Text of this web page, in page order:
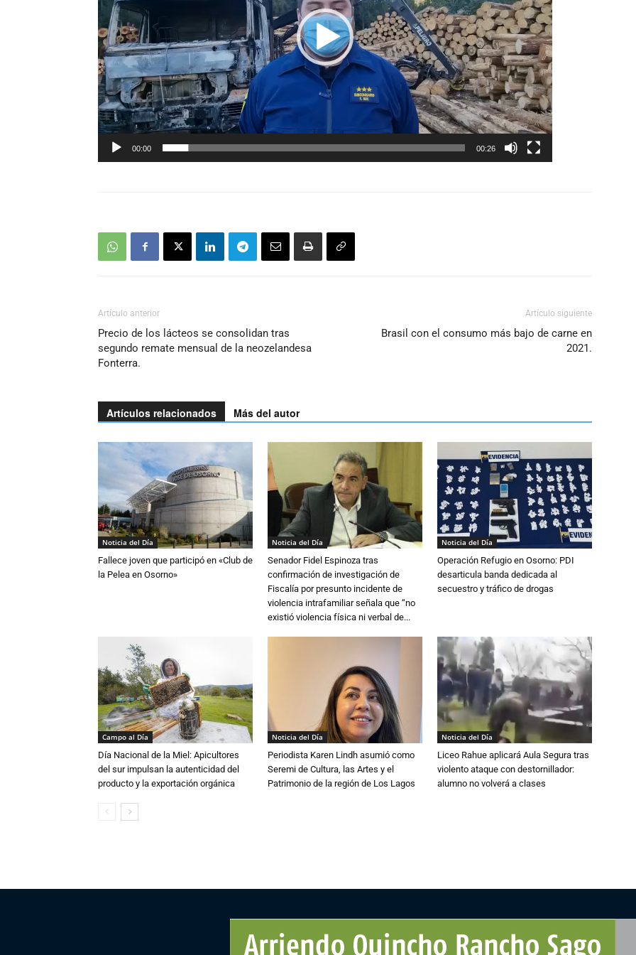
00:00 00:26
Artículo anterior
Precio de los lácteos se consolidan tras
segundo remate mensual de la neozelandesa
Fonterra.
Artículo siguiente
Brasil con el consumo más bajo de carne en
2021.
Artículos relacionados Más del autor
Noticia del Día
Fallece joven que participó en «Club de
la Pelea en Osorno»
Noticia del Día
Senador Fidel Espinoza tras
confirmación de investigación de
Fiscalía por presunto incidente de
violencia intrafamiliar señala que “no
existió violencia física ni verbal de...
Noticia del Día
Operación Refugio en Osorno: PDI
desarticula banda dedicada al
secuestro y tráfico de drogas
Campo al Día
Día Nacional de la Miel: Apicultores
del sur impulsan la autenticidad del
producto y la exportación orgánica
Noticia del Día
Periodista Karen Lindh asumió como
Seremi de Cultura, las Artes y el
Patrimonio de la región de Los Lagos
Noticia del Día
Liceo Rahue aplicará Aula Segura tras
violento ataque con destornillador:
alumno no volverá a clases